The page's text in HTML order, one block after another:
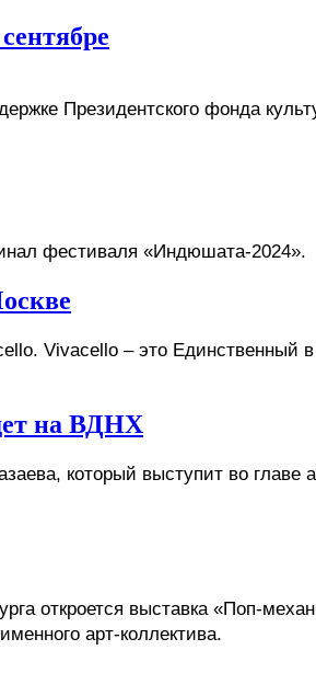
Президентского фонда
фестиваля «Индюшата-2024».
Vivacello – это Единственный
на ВДНХ
который выступит во главе
откроется выставка «Поп-
арт-коллектива.